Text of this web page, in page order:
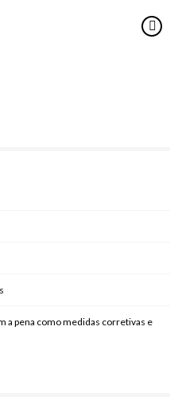
a pena como medidas corretivas e